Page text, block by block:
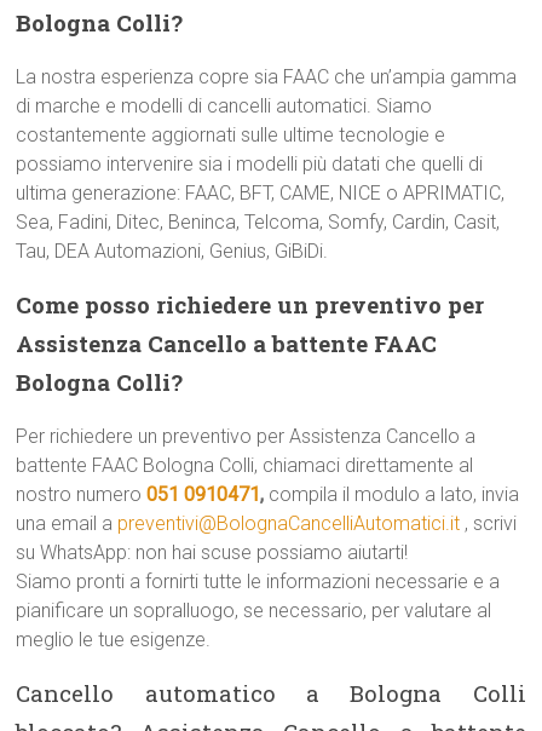
Bologna Colli?
La nostra esperienza copre sia FAAC che un’ampia gamma
di marche e modelli di cancelli automatici. Siamo
costantemente aggiornati sulle ultime tecnologie e
possiamo intervenire sia i modelli più datati che quelli di
ultima generazione: FAAC, BFT, CAME, NICE o APRIMATIC,
Sea, Fadini, Ditec, Beninca, Telcoma, Somfy, Cardin, Casit,
Tau, DEA Automazioni, Genius, GiBiDi.
Come posso richiedere un preventivo per
Assistenza Cancello a battente FAAC
Bologna Colli?
Per richiedere un preventivo per Assistenza Cancello a
battente FAAC Bologna Colli, chiamaci direttamente al
nostro numero051 0910471, compila il modulo a lato, invia
una email a preventivi@BolognaCancelliAutomatici.it , scrivi
su WhatsApp: non hai scuse possiamo aiutarti!
Siamo pronti a fornirti tutte le informazioni necessarie e a
pianificare un sopralluogo, se necessario, per valutare al
meglio le tue esigenze.
Cancello automatico a Bologna Colli